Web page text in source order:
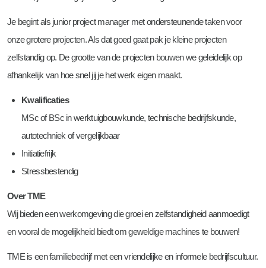
Je begint als junior project manager met ondersteunende taken voor
onze grotere projecten. Als dat goed gaat pak je kleine projecten
zelfstandig op. De grootte van de projecten bouwen we geleidelijk op
afhankelijk van hoe snel jij je het werk eigen maakt.
Kwalificaties
MSc of BSc in werktuigbouwkunde, technische bedrijfskunde,
autotechniek of vergelijkbaar
Initiatiefrijk
Stressbestendig
Over TME
Wij bieden een werkomgeving die groei en zelfstandigheid aanmoedigt
en vooral de mogelijkheid biedt om geweldige machines te bouwen!
TME is een familiebedrijf met een vriendelijke en informele bedrijfscultuur.